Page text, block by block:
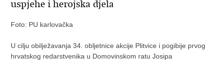
uspjehe i herojska djela
Foto: PU karlovačka
U cilju obilježavanja 34. obljetnice akcije Plitvice i pogibije prvog
hrvatskog redarstvenika u Domovinskom ratu Josipa